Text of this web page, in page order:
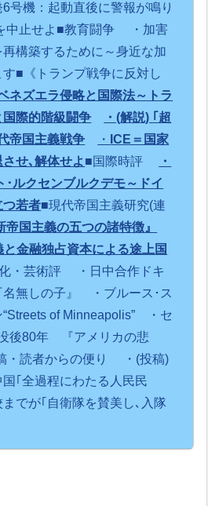
号機：起動直後に警報が鳴り
中止せよ ■教育闘争
・加害
構築するために～身近な加
す■《トランプ戦争に反対し
ネズエラ侵略と国際法～トラ
際的階級闘争
・(解説) ｢超
帝国主義戦争
・ ICE＝国家
せ､解体せよ ■国際時評
・
･ルクセンブルクデモ～ドイ
つ若者■現代帝国主義研究(連
帝国主義の五つの諸特徴』
と金融独占資本による途上国
・芸術評
・日中合作ドキ
無しの子』
・ブルース･ス
of Minneapolis” ・セ
後80年 『アメリカの悲
・読者からの便り
・(投稿)
｢全過程にわたる人民民
でが｢自衛隊を賛美し､入隊